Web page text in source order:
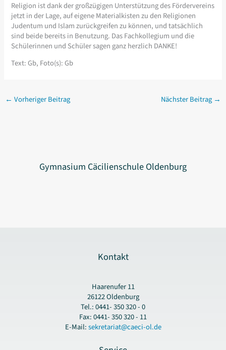
Religion ist dank der großzügigen Unterstützung des Fördervereins
jetzt in der Lage, auf eigene Materialkisten zu den Religionen
Judentum und Islam zurückgreifen zu können, und tatsächlich
sind beide bereits in Benutzung. Das Fachkollegium und die
Schülerinnen und Schüler sagen ganz herzlich DANKE!
Text: Gb, Foto(s): Gb
← Vorheriger Beitrag Nächster Beitrag →
Gymnasium Cäcilienschule Oldenburg
Kontakt
Haarenufer 11
26122 Oldenburg
Tel.: 0441- 350 320 - 0
Fax: 0441- 350 320 - 11
E-Mail:sekretariat@caeci-ol.de